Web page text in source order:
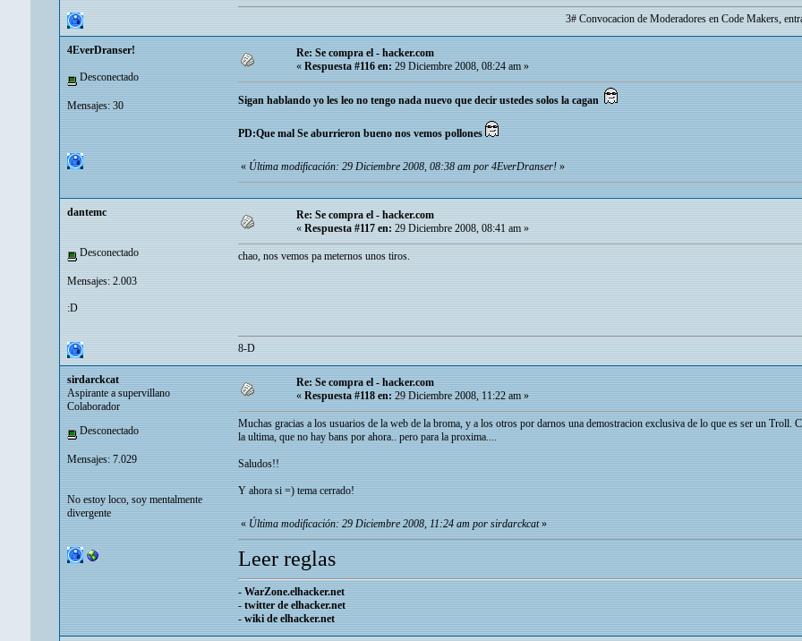
3# Convocacion de Moderadores en Code Makers,
4EverDranser!
Desconectado
Mensajes: 30
Re: Se compra el - hacker.com
«Respuesta #116 en:29 Diciembre 2008, 08:24 am »
Sigan hablando yo les leo no tengo nada nuevo que decir ustedes solos la cagan
PD:Que mal Se aburrieron bueno nos vemos pollones
«Última modificación: 29 Diciembre 2008, 08:38 am por 4EverDranser!»
dantemc
Desconectado
Mensajes: 2.003
:D
Re: Se compra el - hacker.com
« Respuesta #117 en: 29 Diciembre 2008, 08:41 am »
chao, nos vemos pa meternos unos tiros.
8-D
sirdarckcat
Aspirante a supervillano
Colaborador
Desconectado
Mensajes: 7.029
No estoy loco, soy mentalmente
divergente
Re: Se compra el - hacker.com
«Respuesta #118 en:29 Diciembre 2008, 11:22 am »
Muchas gracias a los usuarios de la web de la broma, y a los otros por darnos una demostracion exclusiva de lo que es ser un
la ultima, que no hay bans por ahora.. pero para la proxima....
Saludos!!
Y ahora si =) tema cerrado!
«Última modificación: 29 Diciembre 2008, 11:24 am por sirdarckcat»
Leer reglas
-WarZone.elhacker.net
-twitter de elhacker.net
-wiki de elhacker.net